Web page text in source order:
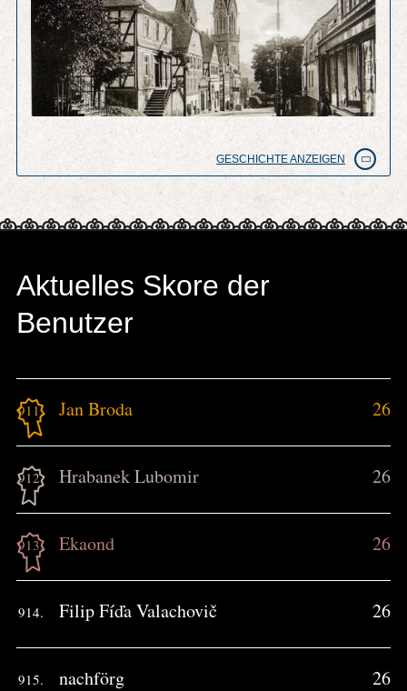
GESCHICHTE ANZEIGEN
Aktuelles Skore der
Benutzer
911. Jan Broda 26
912. Hrabanek Lubomir 26
913. Ekaond 26
914. Filip Fíďa Valachovič 26
915. nachförg 26